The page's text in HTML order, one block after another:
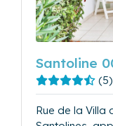
Santoline
(5)
Rue de la Villa